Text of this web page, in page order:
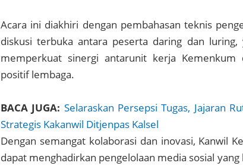
Acara ini diakhiri dengan pembahasan teknis
diskusi terbuka antara peserta daring dan luring,
memperkuat sinergi antarunit kerja Kemenkum
positif lembaga.
BACA JUGA: Selaraskan Persepsi Tugas, Jajaran
Strategis Kakanwil Ditjenpas Kalsel
Dengan semangat kolaborasi dan inovasi, Kanwil
dapat menghadirkan pengelolaan media sosial